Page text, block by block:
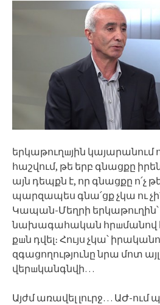
երկաթուղшյին կայարանում
հաշվում, թե երբ գնացքը
այն դեպքն է, որ գնացքը ո՛չ թե
պարզապես գնա՛ցք չկա ու չի՛
Կապան-Մեղրի երկաթուղին՝
նախագահական հրшմանով
քшն դվել։ Հույս չկա՝
զգացողությունը նրա մոտ
վերшկանգնվի…
Այժմ առավել լուրջ… ԱԺ-